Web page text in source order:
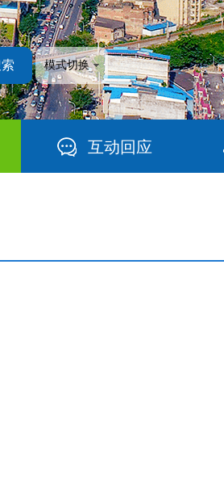
模式切换
互动回应